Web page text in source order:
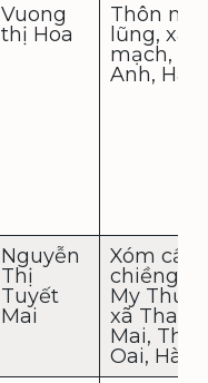
Vuong
thị Hoa
Thôn
lũng, xã
mạch,
Anh, Hà
Nguyễn
Thị
Tuyết
Mai
Xóm cầu
chiềng,
My
xã Thanh
Mai,
Oai, Hà